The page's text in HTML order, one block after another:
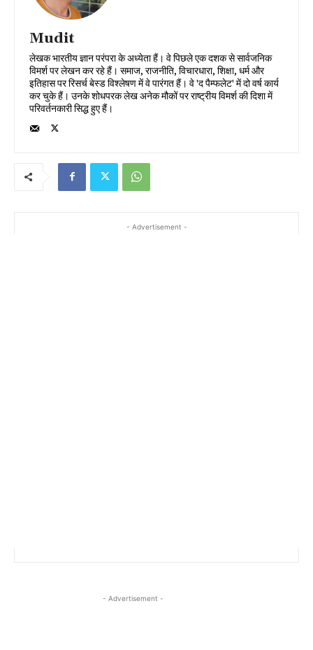
Mudit
लेखक भारतीय ज्ञान परंपरा के अध्येता हैं। वे पिछले एक दशक से सार्वजनिक
विमर्श पर लेखन कर रहे हैं। समाज, राजनीति, विचारधारा, शिक्षा, धर्म और
इतिहास पर रिसर्च बेस्ड विश्लेषण में वे पारंगत हैं। वे 'द पैम्फलेट' में दो वर्ष कार्य
कर चुके हैं। उनके शोधपरक लेख अनेक मौकों पर राष्ट्रीय विमर्श की दिशा में
परिवर्तनकारी सिद्ध हुए हैं।
- Advertisement -
- Advertisement -